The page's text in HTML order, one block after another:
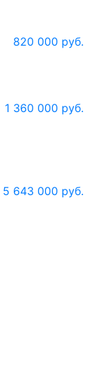
820 000 руб.
1 360 000 руб.
5 643 000 руб.